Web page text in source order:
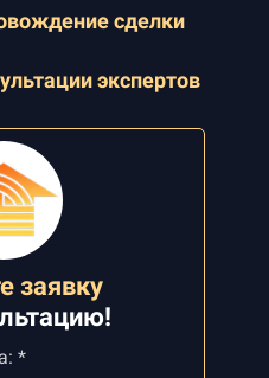
сделки
экспертов
заявку
*